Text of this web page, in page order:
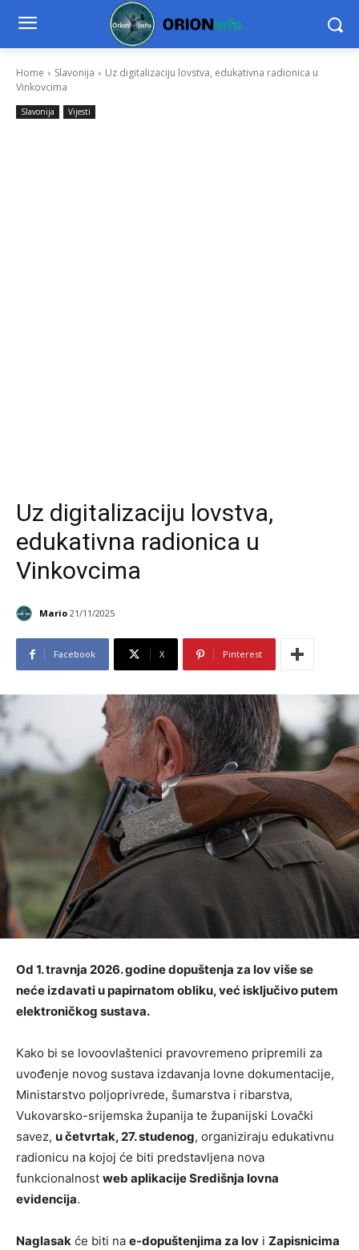
Home Slavonija
Uz digitalizaciju lovstva, edukativna radionica u
Vinkovcima
Slavonija Vijesti
Uz digitalizaciju lovstva,
edukativna radionica u
Vinkovcima
Mario 21/11/2025
Facebook X Pinterest
Od 1. travnja 2026. godine dopuštenja za lov više se
neće izdavati u papirnatom obliku, već isključivo putem
elektroničkog sustava.
Kako bi se lovoovlaštenici pravovremeno pripremili za
uvođenje novog sustava izdavanja lovne dokumentacije,
Ministarstvo poljoprivrede, šumarstva i ribarstva,
Vukovarsko-srijemska županija te županijski Lovački
savez, u četvrtak, 27. studenog, organiziraju edukativnu
radionicu na kojoj će biti predstavljena nova
funkcionalnost web aplikacije Središnja lovna
evidencija.
Naglasak će biti na e-dopuštenjima za lov i Zapisnicima